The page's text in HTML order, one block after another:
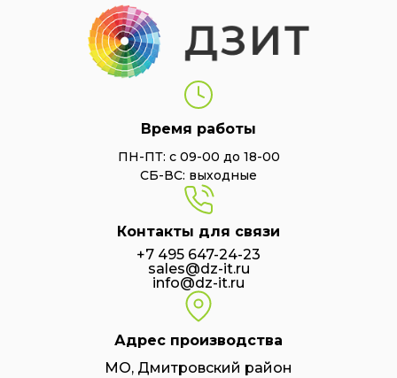
Время работы
ПН-ПТ: с 09-00 до 18-00
СБ-ВС: выходные
Контакты для связи
+7 495 647-24-23
sales@dz-it.ru
info@dz-it.ru
Адрес производства
МО, Дмитровский район